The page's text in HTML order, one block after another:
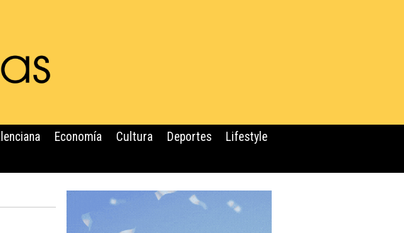
Economía Cultura Deportes
Lifestyle